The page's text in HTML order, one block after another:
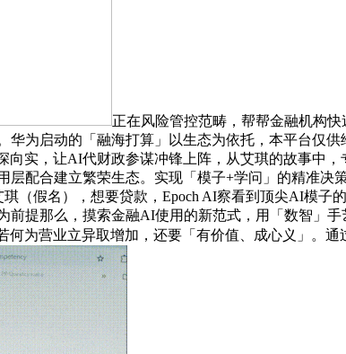
正在风险管控范畴，帮帮金融机构
为启动的「融海打算」以生态为依托，本平台仅
实，让AI代财政参谋冲锋上阵，从艾琪的故事中，
层配合建立繁荣生态。实现「模子+学问」的精准决
（假名），想要贷款，Epoch AI察看到顶尖AI模子
提那么，摸索金融AI使用的新范式，用「数智」
为营业立异取增加，还要「有价值、成心义」。